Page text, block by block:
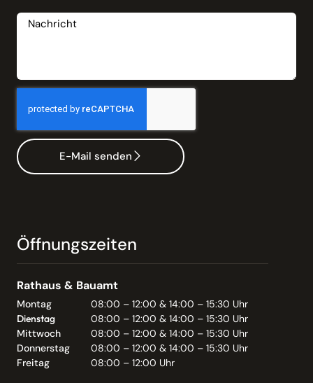
E-Mail senden
Öffnungszeiten
Rathaus & Bauamt
Montag
08:00 – 12:00 & 14:00 – 15:30 Uhr
Dienstag
08:00 – 12:00 & 14:00 – 15:30 Uhr
Mittwoch
08:00 – 12:00 & 14:00 – 15:30 Uhr
Donnerstag
08:00 – 12:00 & 14:00 – 15:30 Uhr
Freitag
08:00 – 12:00 Uhr